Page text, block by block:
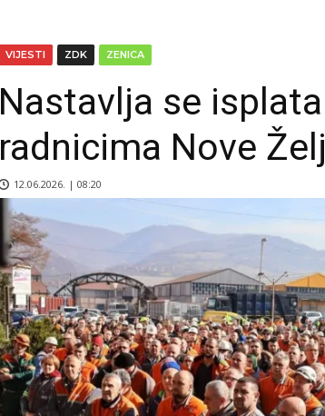
VIJESTI ZDK ZENICA
Nastavlja se
radnicima Nove
12.06.2026. | 08:20